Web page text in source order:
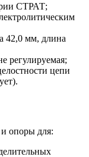
СТРАТ;
42,0 мм, длина
регулируемая;
цепи
и опоры для: